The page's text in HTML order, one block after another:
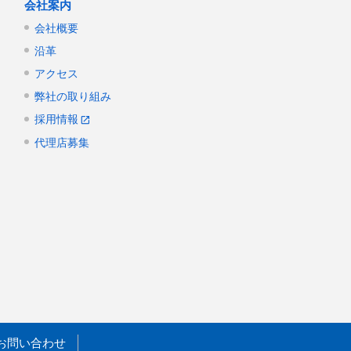
会社案内
会社概要
沿革
アクセス
弊社の取り組み
採用情報
代理店募集
問い合わせ